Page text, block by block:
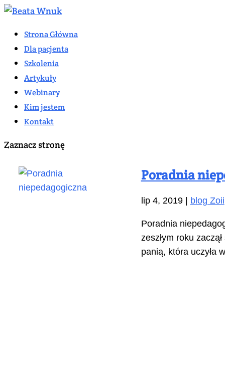
Strona Główna
Dla pacjenta
Szkolenia
Artykuły
Webinary
Kim jestem
Kontakt
Zaznacz stronę
Poradnia
lip 4, 2019| blog Zoii
Poradnia
zeszłym roku
panią, która uczyła